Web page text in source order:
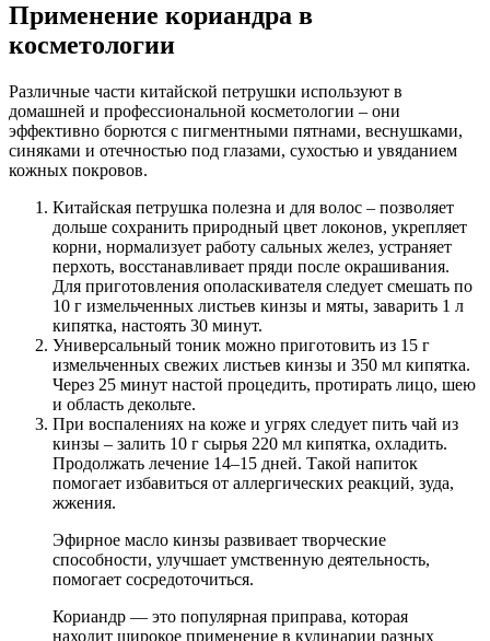
Применение кориандра в
косметологии
Различные части китайской петрушки используют в
домашней и профессиональной косметологии – они
эффективно борются с пигментными пятнами, веснушками,
синяками и отечностью под глазами, сухостью и увяданием
кожных покровов.
Китайская петрушка полезна и для волос – позволяет
дольше сохранить природный цвет локонов, укрепляет
корни, нормализует работу сальных желез, устраняет
перхоть, восстанавливает пряди после окрашивания.
Для приготовления ополаскивателя следует смешать по
10 г измельченных листьев кинзы и мяты, заварить 1 л
кипятка, настоять 30 минут.
Универсальный тоник можно приготовить из 15 г
измельченных свежих листьев кинзы и 350 мл кипятка.
Через 25 минут настой процедить, протирать лицо, шею
и область декольте.
При воспалениях на коже и угрях следует пить чай из
кинзы – залить 10 г сырья 220 мл кипятка, охладить.
Продолжать лечение 14–15 дней. Такой напиток
помогает избавиться от аллергических реакций, зуда,
жжения.
Эфирное масло кинзы развивает творческие
способности, улучшает умственную деятельность,
помогает сосредоточиться.
Кориандр — это популярная приправа, которая
находит широкое применение в кулинарии разных